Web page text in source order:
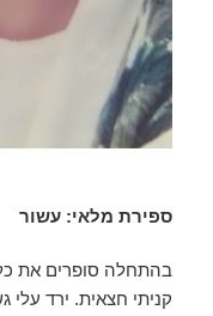
ספירת מלאי: עשור
בהתחלה סופרים את
קניתי חצאית. ירד עלי